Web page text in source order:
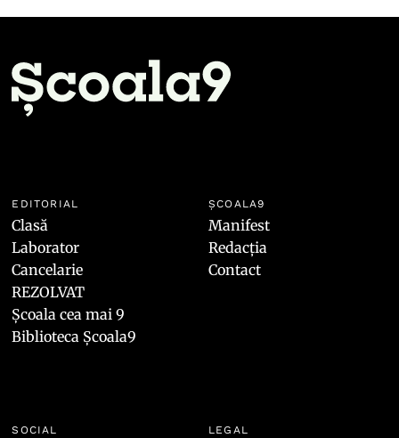
EDITORIAL
Clasă
Laborator
Cancelarie
REZOLVAT
Școala cea mai 9
Biblioteca Școala9
ȘCOALA9
Manifest
Redacția
Contact
SOCIAL LEGAL